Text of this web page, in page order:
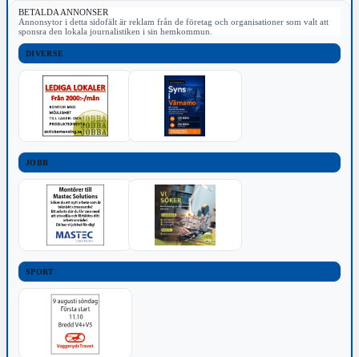
BETALDA ANNONSER
Annonsytor i detta sidofält är reklam från de företag och organisationer som valt att
sponsra den lokala journalistiken i sin hemkommun.
DIVERSE
JOBB
SPORT